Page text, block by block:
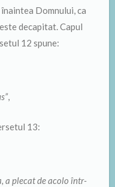
Domnului, ca
decapitat. Capul
12 spune:
,
13:
a plecat de acolo într-